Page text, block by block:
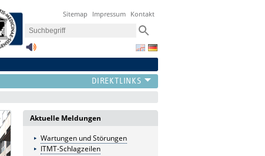
Sitemap Impressum Kontakt
Aktuelle Meldungen
Wartungen und Störungen
ITMT-Schlagzeilen